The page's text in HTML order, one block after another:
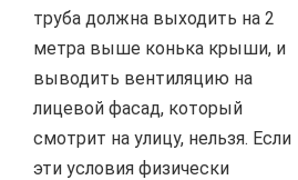
труба должна выходить на 2
метра выше конька крыши, и
выводить вентиляцию на
лицевой фасад, который
смотрит на улицу, нельзя. Если
эти условия физически